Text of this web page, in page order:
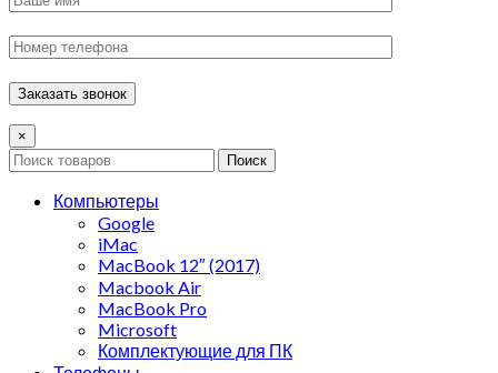
×
Поиск
Компьютеры
Google
iMac
MacBook 12″ (2017)
Macbook Air
MacBook Pro
Microsoft
Комплектующие для ПК